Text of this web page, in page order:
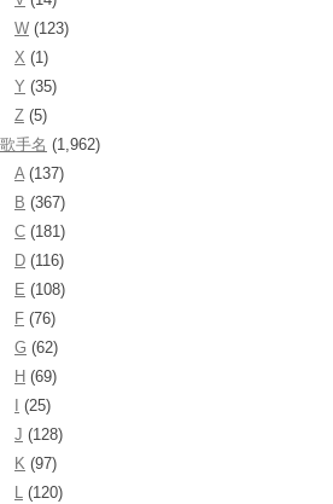
W (123)
X (1)
Y (35)
Z (5)
歌手名 (1,962)
A(137)
B (367)
C (181)
D (116)
E (108)
F (76)
G (62)
H (69)
(25)
J (128)
K (97)
L (120)